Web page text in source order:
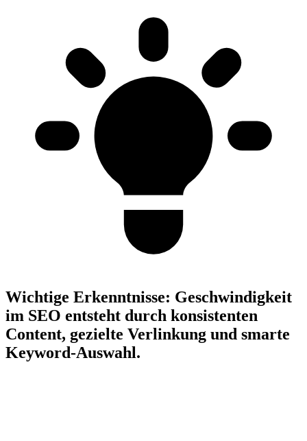
Wichtige Erkenntnisse: Geschwindigkeit
im SEO entsteht durch konsistenten
Content, gezielte Verlinkung und smarte
Keyword-Auswahl.